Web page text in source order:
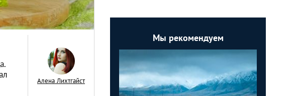
Алена Лихтгайст
Мы рекомендуем